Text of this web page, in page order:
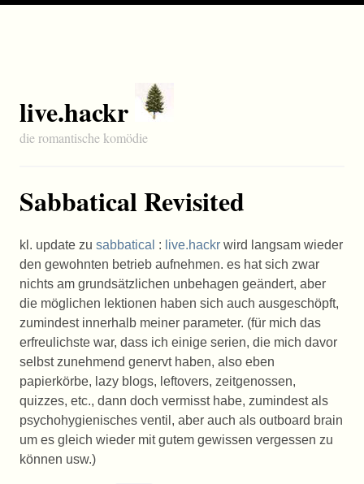
live.hackr
die romantische komödie
Sabbatical Revisited
kl. update zu sabbatical : live.hackr wird langsam wieder
den gewohnten betrieb aufnehmen. es hat sich zwar
nichts am grundsätzlichen unbehagen geändert, aber
die möglichen lektionen haben sich auch ausgeschöpft,
zumindest innerhalb meiner parameter. (für mich das
erfreulichste war, dass ich einige serien, die mich davor
selbst zunehmend genervt haben, also eben
papierkörbe, lazy blogs, leftovers, zeitgenossen,
quizzes, etc., dann doch vermisst habe, zumindest als
psychohygienisches ventil, aber auch als outboard brain
um es gleich wieder mit gutem gewissen vergessen zu
können usw.)